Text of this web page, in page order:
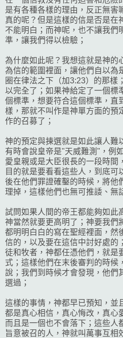
是有各種各樣的理由，反正無害
真的呢？但是這樣的信是否是在
不能明白；而神呢，也不讓我們
準，讓我們得以檢驗；
為什麼如此呢？我想這就是神的
為信的範圍裡面，讓他們自以為
圈在律法之下（加3:23）的那樣
以完全了；如果神給定了一個標
個標準，想要符合這個標準，直
樣，那就不叫作是神單方面的預
作的召募了；
神的預定與揀選就是如此讓人難
有時會說皇帝是"天威難測"，例
愛皇親或是大臣很長的一段時間
目的就是要看看這些人，到底可
後在他們罪證確鑿的時候，將他
理掉，這樣他們也無可推諉、無
試問如果人間的帝王都能夠如此
神當然就要更高明了；神要我們
都明明白白的寫在聖經裡面，然
信的，以及要在這信中討好處的
徒和牧者，神都任憑他們，就是
式；這樣他們在末後審判的時候
說；我們到時候才會發現，他們
選過；
這樣的事情，神都早已預知，並
都是真心相信，真心悔改，真心
而且是一個也不會落下；這些人
旨意被召的人，神就叫萬事互相